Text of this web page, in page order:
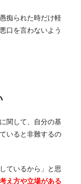
痴られた時だけ軽
口を言わないよう
関して、自分の基
いると非難するの
ているから」と思
え方や立場がある